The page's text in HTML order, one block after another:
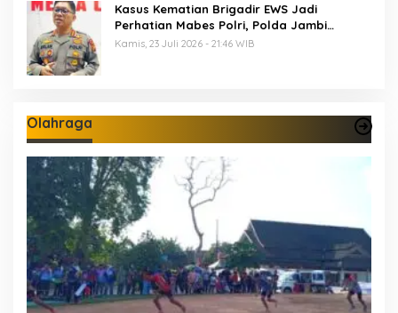
Kasus Kematian Brigadir EWS Jadi
Perhatian Mabes Polri, Polda Jambi
Periksa 18 Saksi
Kamis, 23 Juli 2026 - 21:46 WIB
Olahraga